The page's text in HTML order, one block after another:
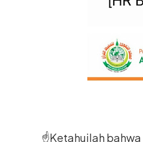
☝Ketahuilah